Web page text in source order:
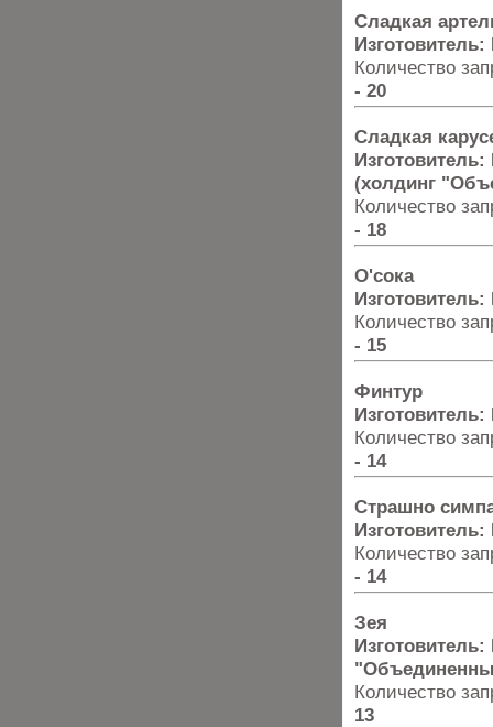
Сладкая
Количество
- 20
Сладкая
(холдинг
Количество
- 18
О'сока
Количество
- 15
Финтур
Количество
- 14
Страшно
Количество
- 14
Зея
Количество
13